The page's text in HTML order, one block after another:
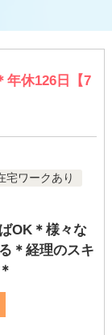
年休126日【7
宅ワークあり
OK＊様々な
＊経理のスキ